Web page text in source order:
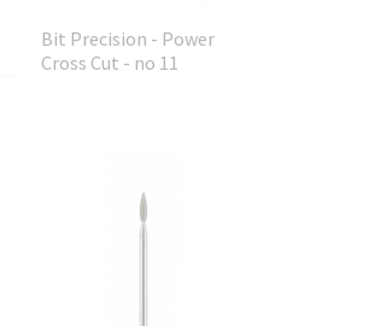
Bit Precision - Power
Cross Cut - no 11